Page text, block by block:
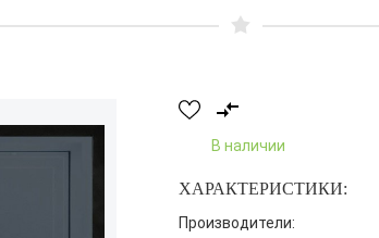
В наличии
ХАРАКТЕРИСТИКИ:
Производители: